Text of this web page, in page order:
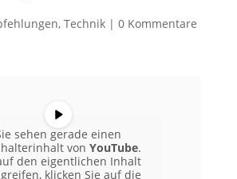
, Technik| 0 Kommentare
sehen gerade einen
von YouTube.
den eigentlichen Inhalt
klicken Sie auf die